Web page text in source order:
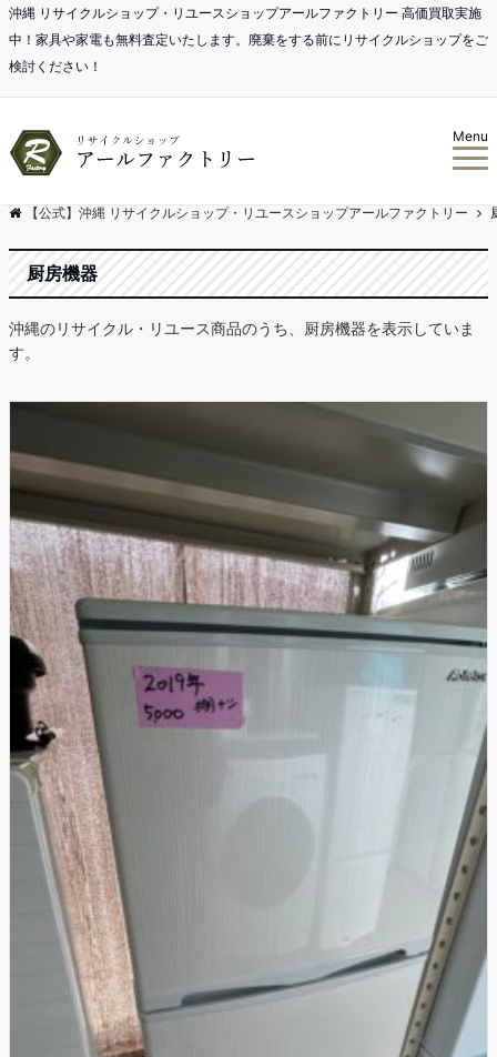
沖縄 リサイクルショップ・リユースショップアールファクトリー 高価買取実施
中！家具や家電も無料査定いたします。廃棄をする前にリサイクルショップをご
検討ください！
Menu
【公式】沖縄 リサイクルショップ・リユースショップアールファクトリー
厨房機器
沖縄のリサイクル・リユース商品のうち、厨房機器を表示していま
す。